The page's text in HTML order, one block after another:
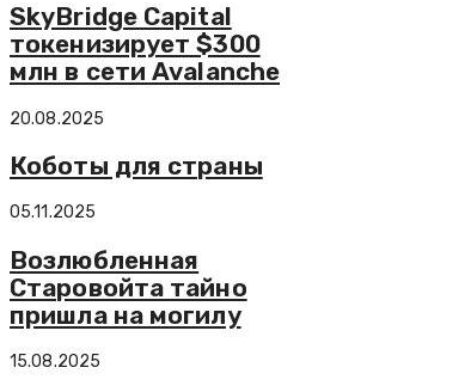
SkyBridge Capital
токенизирует $300
млн в сети Avalanche
20.08.2025
Коботы для страны
05.11.2025
Возлюбленная
Старовойта тайно
пришла на могилу
15.08.2025